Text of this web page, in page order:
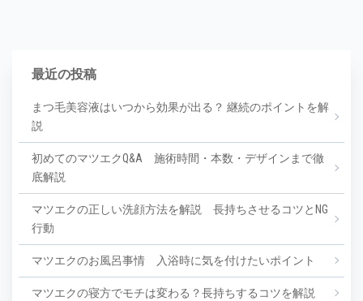
最近の投稿
まつ毛美容液はいつから効果が出る？ 継続のポイントを解
説
初めてのマツエクQ&A 施術時間・本数・デザインまで徹
底解説
マツエクの正しい洗顔方法を解説 長持ちさせるコツとNG
行動
マツエクのお風呂事情 入浴時に気を付けたいポイント
マツエクの寝方でモチは変わる？長持ちするコツを解説